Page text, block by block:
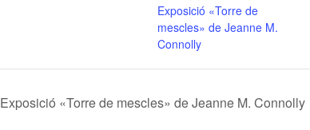
Exposició «Torre de
mescles» de Jeanne M.
Connolly
Exposició «Torre de mescles» de Jeanne M. Connolly